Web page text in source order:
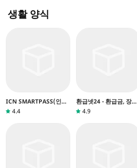
생활 양식
ICN SMARTPASS(인천
공항 스마트패스)
4.4
환급넷24 - 환급금, 장려
금, 지원금 가이드
4.9